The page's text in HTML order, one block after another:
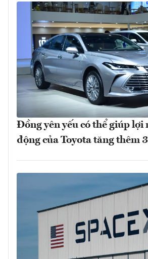
Đồng yên yếu có thể giúp lợi
động của Toyota tăng thêm